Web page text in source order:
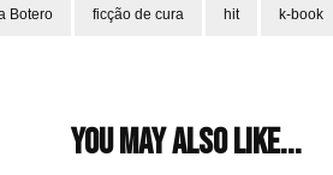
Botero ficção de cura hit k-book
You may also like...